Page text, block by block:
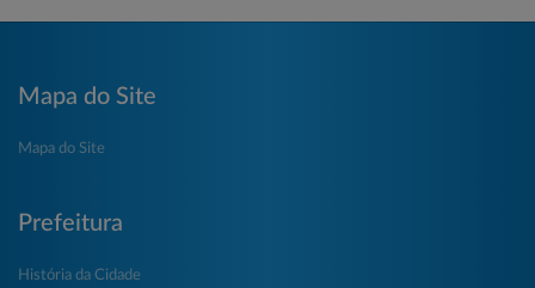
Mapa do Site
Mapa do Site
Prefeitura
História da Cidade